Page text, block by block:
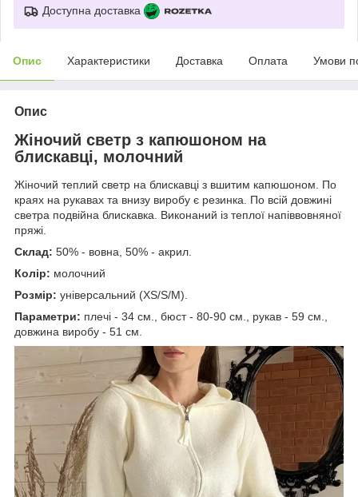
Доступна доставка
Опис Характеристики Доставка Оплата Умови
Опис
Жіночий светр з капюшоном на
блискавці, молочний
Жіночий теплий светр на блискавці з вшитим капюшоном. По
краях на рукавах та внизу виробу є резинка. По всій довжині
светра подвійна блискавка. Виконаний із теплої напіввовняної
пряжі.
Склад: 50% - вовна, 50% - акрил.
Колір: молочний
Розмір: універсальний (XS/S/М).
Параметри: плечі - 34 см., бюст - 80-90 см., рукав - 59 см.,
довжина виробу - 51 см.